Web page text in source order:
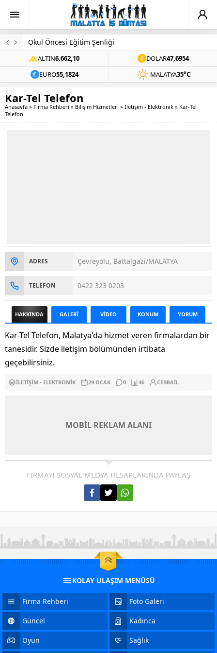
Okul Öncesi Eğitim Şenliği
ALTIN6.662,10 DOLAR47,6954
EURO55,1824 MALATYA35°C
Kar-Tel Telefon
Anasayfa » Firma Rehberi » Bilişim Hizmetleri » İletişim - Elektronik » Kar-Tel
Telefon
ADRES Çevreyolu, Battalgazi/MALATYA
TELEFON 0422 323 0203
HAKKINDA GALERİ VİDEO KONUM YORUM
Kar-Tel Telefon, Malatya'da hizmet veren firmalardan bir
tanesidir. Sizde iletişim bölümünden irtibata
geçebilirsiniz.
İLETIŞIM - ELEKTRONIK 29 OCAK 0 46 CEBRAIL
MOBİL REKLAM ALANI
FİRMAYI SOSYAL MEDYA HESAPLARINDA PAYLAŞ
KOLAY ULAŞIM MENÜSÜ
Firma Rehberi Foto Galeri
Güncel Kadınca
Oyun Sağlık